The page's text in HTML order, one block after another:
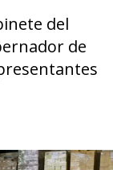
del
de